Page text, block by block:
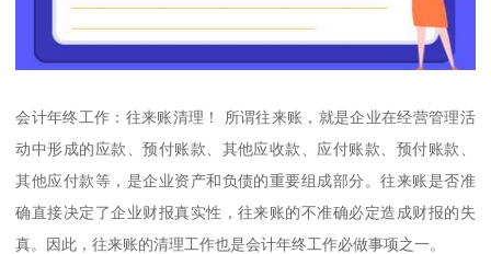
会计年终工作：往来账清理！ 所谓往来账，就是企业在经营管理活
动中形成的应款、预付账款、其他应收款、应付账款、预付账款、
其他应付款等，是企业资产和负债的重要组成部分。往来账是否准
确直接决定了企业财报真实性，往来账的不准确必定造成财报的失
真。因此，往来账的清理工作也是会计年终工作必做事项之一。